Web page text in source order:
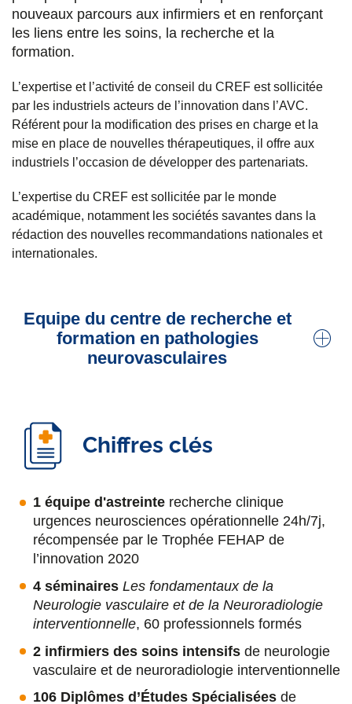
nouveaux parcours aux infirmiers et en renforçant
les liens entre les soins, la recherche et la
formation.
L’expertise et l’activité de conseil du CREF est sollicitée
par les industriels acteurs de l’innovation dans l’AVC.
Référent pour la modification des prises en charge et la
mise en place de nouvelles thérapeutiques, il offre aux
industriels l’occasion de développer des partenariats.
L’expertise du CREF est sollicitée par le monde
académique, notamment les sociétés savantes dans la
rédaction des nouvelles recommandations nationales et
internationales.
Equipe du centre de recherche et
formation en pathologies
neurovasculaires
Neurologue : responsable du
recherche et formation en pathologies
neurovasculaires
Interventionnelle,RHU Booster
,
Rothschild Medical Development
Perrine Boursin
Infirmière en pratique avancée (IPA) : IDE
coordinatrice duCentre de recherche et
formation en pathologies vasculaires, co-
coordinatrice paramédicale de larecherche en
soins infirmiers, de rééducation et médico-
Rothschild Medical Development
Chiffres clés
1 équipe d'astreinte recherche clinique
urgences neurosciences opérationnelle 24h/7j,
récompensée par le Trophée FEHAP de
l’innovation 2020
4 séminaires Les fondamentaux de la
Neurologie vasculaire et de la Neuroradiologie
interventionnelle, 60 professionnels formés
2 infirmiers des soins intensifs de neurologie
vasculaire et de neuroradiologie interventionnelle
106 Diplômes d’Études Spécialisées de